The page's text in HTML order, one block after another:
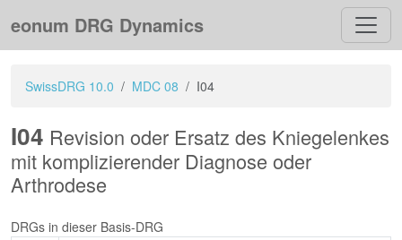
eonum DRG Dynamics
SwissDRG 10.0 MDC 08 I04
I04 Revision oder Ersatz des Kniegelenkes
mit komplizierender Diagnose oder
Arthrodese
DRGs in dieser Basis-DRG